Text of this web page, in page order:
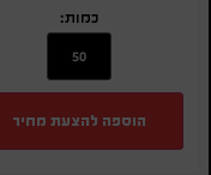
כמות:
הוספה להצעת מחיר